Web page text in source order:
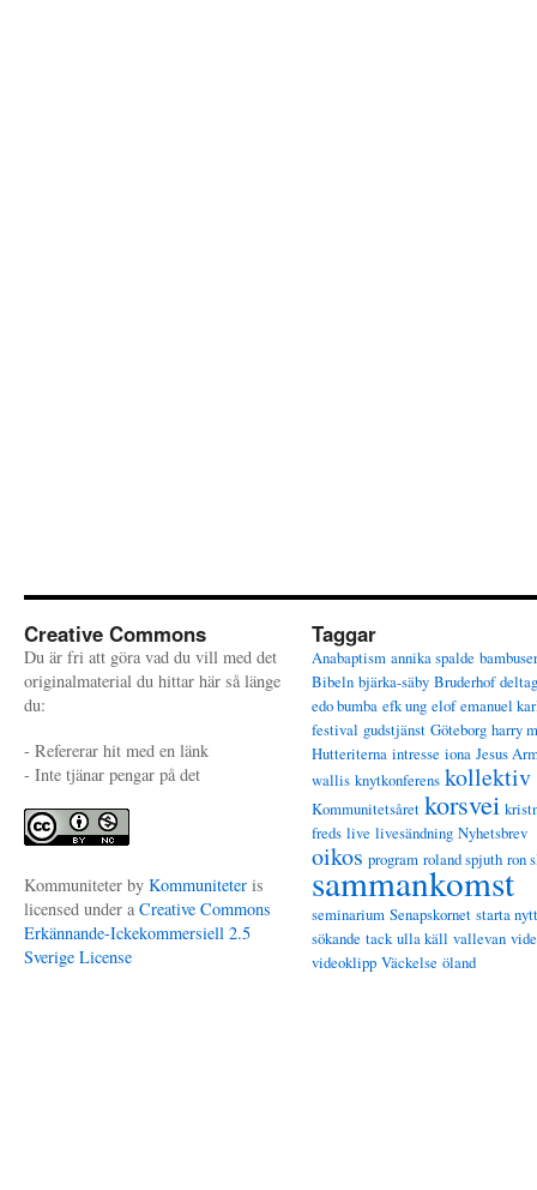
Creative Commons
Du är fri att göra vad du vill med det
originalmaterial du hittar här så länge
du:
- Refererar hit med en länk
- Inte tjänar pengar på det
Kommuniteter by Kommuniteter is
licensed under a Creative Commons
Erkännande-Ickekommersiell 2.5
Sverige License
Taggar
Anabaptism annika spalde bambuser
Bibeln bjärka-säby Bruderhof
edo bumba efk ung elof emanuel
festival gudstjänst Göteborg harry
Hutteriterna intresse iona Jesus
wallis knytkonferens kollektiv
Kommunitetsåret korsvei
freds live livesändning Nyhetsbrev
oikos program roland spjuth ron
sammankomst
seminarium Senapskornet starta nytt
sökande tack ulla käll vallevan
videoklipp Väckelse öland